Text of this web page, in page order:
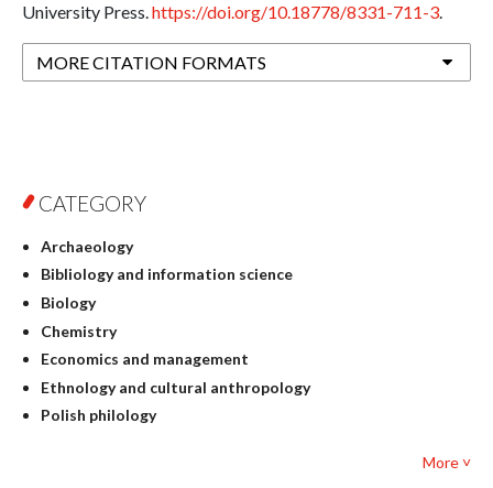
University Press.https://doi.org/10.18778/8331-711-3.
MORE CITATION FORMATS
CATEGORY
Archaeology
Bibliology and information science
Biology
Chemistry
Economics and management
Ethnology and cultural anthropology
Polish philology
More ˅